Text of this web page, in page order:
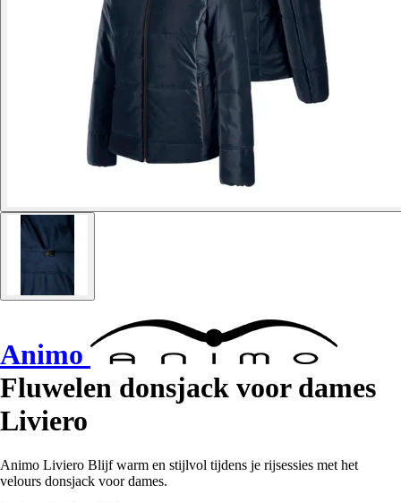
Animo
Fluwelen donsjack voor dames
Liviero
Animo Liviero Blijf warm en stijlvol tijdens je rijsessies met het
velours donsjack voor dames.